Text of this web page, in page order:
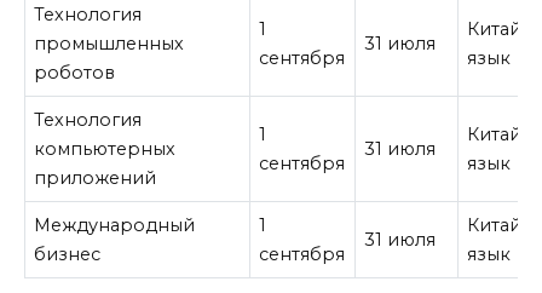
Технология
промышленных
роботов
1
сентября
31 июля
язык
Технология
компьютерных
приложений
1
сентября
31 июля
язык
Международный
бизнес
1
сентября
31 июля
язык